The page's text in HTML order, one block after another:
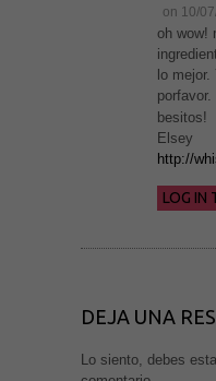
on 10/
oh wow!
lo
besitos!
Elsey
http://
LOG IN
DEJA UNA
Lo siento, debes